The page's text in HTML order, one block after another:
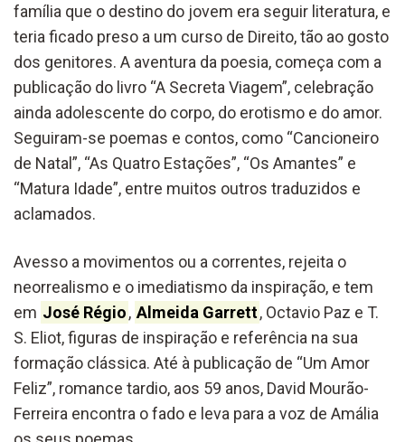
família que o destino do jovem era seguir literatura, e
teria ficado preso a um curso de Direito, tão ao gosto
dos genitores. A aventura da poesia, começa com a
publicação do livro “A Secreta Viagem”, celebração
ainda adolescente do corpo, do erotismo e do amor.
Seguiram-se poemas e contos, como “Cancioneiro
de Natal”, “As Quatro Estações”, “Os Amantes” e
“Matura Idade”, entre muitos outros traduzidos e
aclamados.
Avesso a movimentos ou a correntes, rejeita o
neorrealismo e o imediatismo da inspiração, e tem
em José Régio, Almeida Garrett, Octavio Paz e T.
S. Eliot, figuras de inspiração e referência na sua
formação clássica. Até à publicação de “Um Amor
Feliz”, romance tardio, aos 59 anos, David Mourão-
Ferreira encontra o fado e leva para a voz de Amália